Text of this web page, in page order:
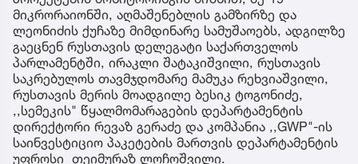
მიკრორაიონში, აღმაშენებლის გამზირზე და
ლეონიძის ქუჩაზე მიმდინარე სამუშაოებს, ადგილზე
გაეცნენ რუსთავის დელეგატი საქართველოს
პარლამენტში, ირაკლი შატაკიშვილი, რუსთავის
საკრებულოს თავმჯდომარე მამუკა რეხვიაშვილი,
რუსთავის მერის მოადგილე ბესიკ ტოგონიძე,
,,სემეკის" წყალმომარაგების დეპარტამენტის
დირექტორი რევაზ გერაძე და კომპანია ,,GWP"-ის
საინვესტიციო პაკეტების მართვის დეპარტამენტის
უფროსი თეიმურაზ ლოჩოშვილი.